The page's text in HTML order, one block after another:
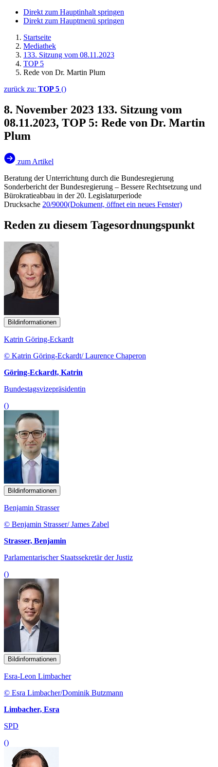
Direkt zum Hauptinhalt springen
Direkt zum Hauptmenü springen
Startseite
Mediathek
133. Sitzung vom 08.11.2023
TOP 5
Rede von Dr. Martin Plum
zurück zu: TOP 5 ()
8. November 2023 133. Sitzung vom
08.11.2023, TOP 5: Rede von Dr. Martin
Plum
zum Artikel
Beratung der Unterrichtung durch die Bundesregierung
Sonderbericht der Bundesregierung – Bessere Rechtsetzung und
Bürokratieabbau in der 20. Legislaturperiode
Drucksache 20/9000(Dokument, öffnet ein neues Fenster)
Reden zu diesem Tagesordnungspunkt
Bildinformationen
Katrin Göring-Eckardt
© Katrin Göring-Eckardt/ Laurence Chaperon
Göring-Eckardt, Katrin
Bundestagsvizepräsidentin
()
Bildinformationen
Benjamin Strasser
© Benjamin Strasser/ James Zabel
Strasser, Benjamin
Parlamentarischer Staatssekretär der Justiz
()
Bildinformationen
Esra-Leon Limbacher
© Esra Limbacher/Dominik Butzmann
Limbacher, Esra
SPD
()